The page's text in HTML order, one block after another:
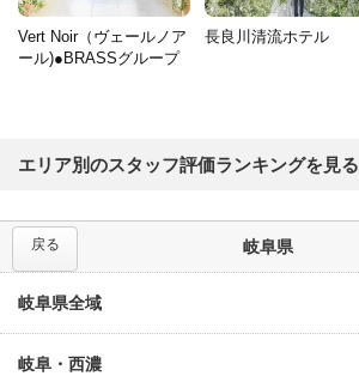
Vert Noir（ヴェールノア
ール)●BRASSグループ
長良川清流ホテル
エリア別のスタッフ評価ランキングを見る
岐阜県
戻る
岐阜県全域
岐阜・西濃